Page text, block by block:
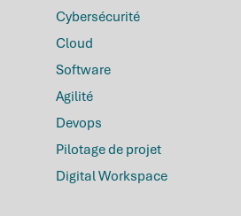
Cybersécurité
Cloud
Software
Agilité
Devops
Pilotage de projet
Digital Workspace